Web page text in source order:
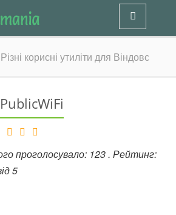
Різні корисні утиліти для Віндовс
проголосувало: 123. Рейтинг:
5